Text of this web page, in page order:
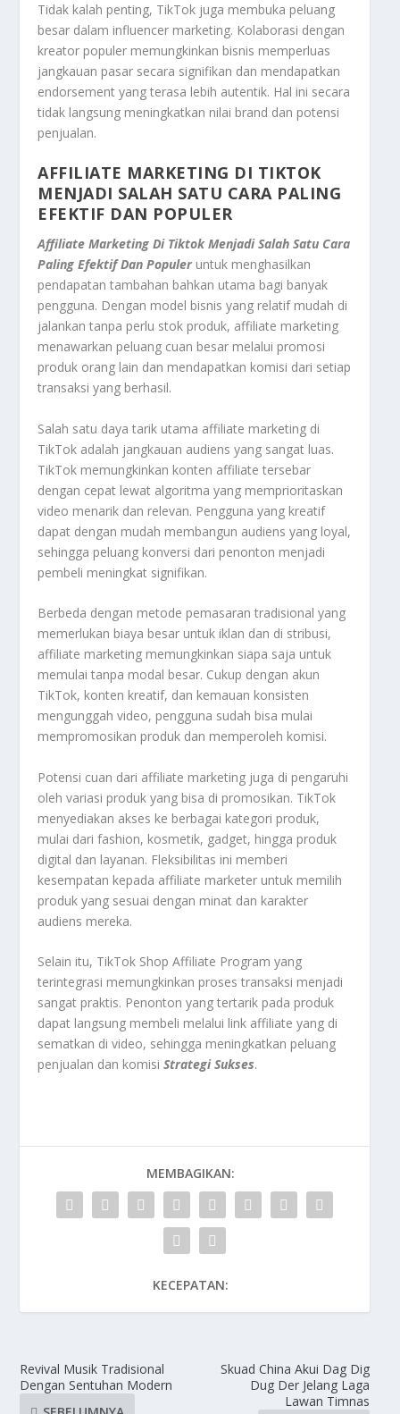
Tidak kalah penting, TikTok juga membuka peluang
besar dalam influencer marketing. Kolaborasi dengan
kreator populer memungkinkan bisnis memperluas
jangkauan pasar secara signifikan dan mendapatkan
endorsement yang terasa lebih autentik. Hal ini secara
tidak langsung meningkatkan nilai brand dan potensi
penjualan.
AFFILIATE MARKETING DI TIKTOK
MENJADI SALAH SATU CARA PALING
EFEKTIF DAN POPULER
Affiliate Marketing Di Tiktok Menjadi Salah Satu Cara
Paling Efektif Dan Populeruntuk menghasilkan
pendapatan tambahan bahkan utama bagi banyak
pengguna. Dengan model bisnis yang relatif mudah di
jalankan tanpa perlu stok produk, affiliate marketing
menawarkan peluang cuan besar melalui promosi
produk orang lain dan mendapatkan komisi dari setiap
transaksi yang berhasil.
Salah satu daya tarik utama affiliate marketing di
TikTok adalah jangkauan audiens yang sangat luas.
TikTok memungkinkan konten affiliate tersebar
dengan cepat lewat algoritma yang memprioritaskan
video menarik dan relevan. Pengguna yang kreatif
dapat dengan mudah membangun audiens yang loyal,
sehingga peluang konversi dari penonton menjadi
pembeli meningkat signifikan.
Berbeda dengan metode pemasaran tradisional yang
memerlukan biaya besar untuk iklan dan di stribusi,
affiliate marketing memungkinkan siapa saja untuk
memulai tanpa modal besar. Cukup dengan akun
TikTok, konten kreatif, dan kemauan konsisten
mengunggah video, pengguna sudah bisa mulai
mempromosikan produk dan memperoleh komisi.
Potensi cuan dari affiliate marketing juga di pengaruhi
oleh variasi produk yang bisa di promosikan. TikTok
menyediakan akses ke berbagai kategori produk,
mulai dari fashion, kosmetik, gadget, hingga produk
digital dan layanan. Fleksibilitas ini memberi
kesempatan kepada affiliate marketer untuk memilih
produk yang sesuai dengan minat dan karakter
audiens mereka.
Selain itu, TikTok Shop Affiliate Program yang
terintegrasi memungkinkan proses transaksi menjadi
sangat praktis. Penonton yang tertarik pada produk
dapat langsung membeli melalui link affiliate yang di
sematkan di video, sehingga meningkatkan peluang
penjualan dan komisi Strategi Sukses.
MEMBAGIKAN:
KECEPATAN:
Revival Musik Tradisional
Dengan Sentuhan Modern
Skuad China Akui Dag Dig
Dug Der Jelang Laga
Lawan Timnas